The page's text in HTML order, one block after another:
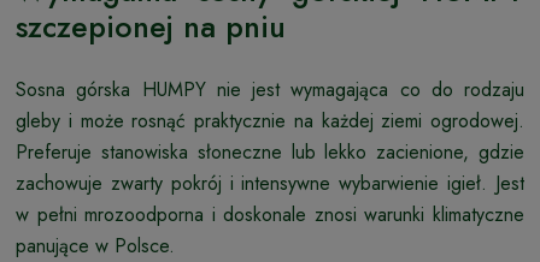
szczepionej na pniu
Sosna górska HUMPY nie jest wymagająca co do rodzaju
gleby i może rosnąć praktycznie na każdej ziemi ogrodowej.
Preferuje stanowiska słoneczne lub lekko zacienione, gdzie
zachowuje zwarty pokrój i intensywne wybarwienie igieł. Jest
w pełni mrozoodporna i doskonale znosi warunki klimatyczne
panujące w Polsce.